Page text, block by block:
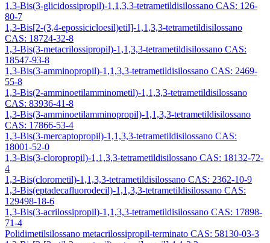
1,3-Bis(3-glicidossipropil)-1,1,3,3-tetrametildisilossano CAS: 126-
80-7
1,3-Bis[2-(3,4-epossicicloesil)etil]-1,1,3,3-tetrametildisilossano
CAS: 18724-32-8
1,3-Bis(3-metacrilossipropil)-1,1,3,3-tetrametildisilossano CAS:
18547-93-8
1,3-Bis(3-amminopropil)-1,1,3,3-tetrametildisilossano CAS: 2469-
55-8
1,3-Bis(2-amminoetilamminometil)-1,1,3,3-tetrametildisilossano
CAS: 83936-41-8
1,3-Bis(3-amminoetilamminopropil)-1,1,3,3-tetrametildisilossano
CAS: 17866-53-4
1,3-Bis(3-mercaptopropil)-1,1,3,3-tetrametildisilossano CAS:
18001-52-0
1,3-Bis(3-cloropropil)-1,1,3,3-tetrametildisilossano CAS: 18132-72-
4
1,3-Bis(clorometil)-1,1,3,3-tetrametildisilossano CAS: 2362-10-9
1,3-Bis(eptadecafluorodecil)-1,1,3,3-tetrametildisilossano CAS:
129498-18-6
1,3-Bis(3-acrilossipropil)-1,1,3,3-tetrametildisilossano CAS: 17898-
71-4
Polidimetilsilossano metacrilossipropil-terminato CAS: 58130-03-3